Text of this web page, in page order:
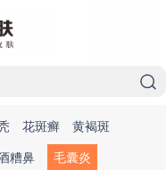
花斑癣 黄褐斑
糟鼻 毛囊炎